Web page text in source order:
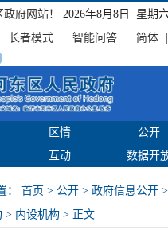
府网站！
2026年8月8日 星期
长者模式 智能问答 简体
区情 公开
互动 数据开
： 首页 > 公开 > 政府信息公开 >
> 内设机构 > 正文